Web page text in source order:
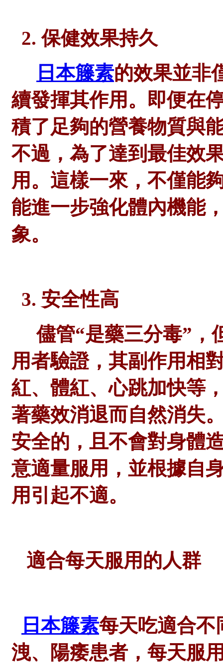
2. 保健效果持久
日本籐素的效果並非
續發揮其作用。即便在
積了足夠的營養物質與
不過，為了達到最佳效
用。這樣一來，不僅能
能進一步強化體內機能
象。
3. 安全性高
儘管“是藥三分毒”，
用者驗證，其副作用相
紅、體紅、心跳加快等
著藥效消退而自然消失
安全的，且不會對身體
意適量服用，並根據自
用引起不適。
適合每天服用的人群
日本籐素每天吃適合不
洩、陽痿患者，每天服